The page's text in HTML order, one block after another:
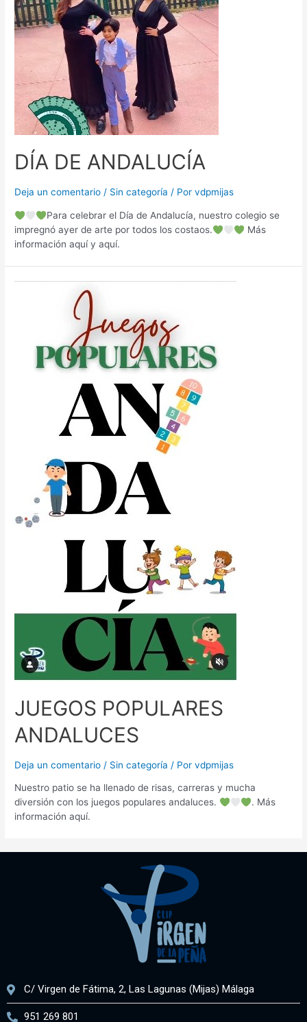
DÍA DE ANDALUCÍA
Deja un comentario / Sin categoría / Porvdpmijas
Para celebrar el Día de Andalucía, nuestro colegio se
impregnó ayer de arte por todos los costaos.
Más
información aquí y aquí.
JUEGOS POPULARES
ANDALUCES
Deja un comentario / Sin categoría / Porvdpmijas
Nuestro patio se ha llenado de risas, carreras y mucha
diversión con los juegos populares andaluces.
. Más
información aquí.
C/ Virgen de Fátima, 2, Las Lagunas (Mijas) Málaga
951 269 801